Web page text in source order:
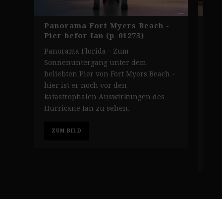
Panorama Fort Myers Beach -
Pier befor Ian (p_01275)
Panorama Florida - Zum
Sonnenuntergang unter dem
beliebten Pier von Fort Myers Beach -
hier ist er noch vor den
katastrophalen Auswirkungen des
Hurricane Ian zu sehen.
ZUM BILD